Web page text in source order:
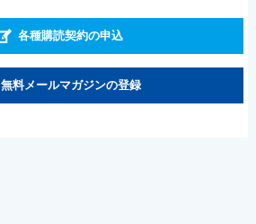
各種購読契約の申込
無料メールマガジンの登録